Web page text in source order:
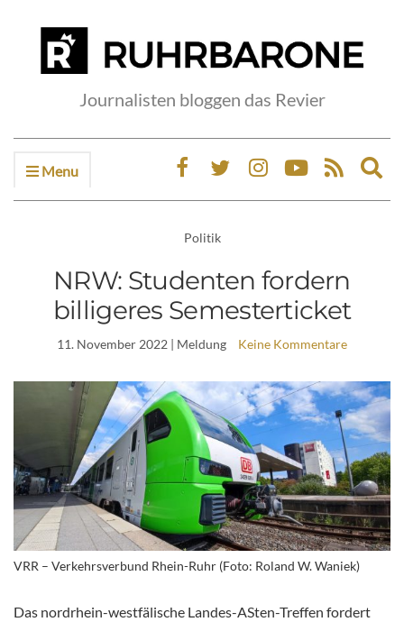
Journalisten bloggen das Revier
Menu
Politik
NRW: Studenten fordern
billigeres Semesterticket
11. November 2022 | Meldung Keine Kommentare
VRR – Verkehrsverbund Rhein-Ruhr (Foto: Roland W. Waniek)
Das nordrhein-westfälische Landes-ASten-Treffen fordert